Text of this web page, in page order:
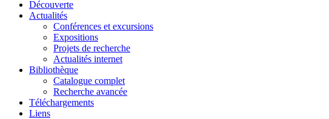
Découverte
Actualités
Conférences et excursions
Expositions
Projets de recherche
Actualités internet
Bibliothèque
Catalogue complet
Recherche avancée
Téléchargements
Liens